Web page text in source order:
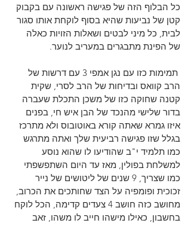
כל הבלוף הזה של פגישה ראשונה עם בקבוק
קטן של נביעות שהיא בסוף לוקחת אותו סגור
לבית, כל מיני לבטים ושאלות הזויות כאלה
של הפינת מתבגרים במעריב לנוער.
תמימות כזו עם נגן אמפי 3 עם דרשות של
הרב קוואס ובדיחות של הרב לסרי, שקית
קטנה שחוקה כזו של משכן התכלת שעברה
בדור שלישי מהנכד של הבן איש חי, בפנים
איזו גמרא שאתה קורא באוטובוס ולא מתרכז
בגלל שזו פגישה רביעית שלך ואתה מתרגש
כמו תלמיד י"ב שהודיעו לו שהוא נוסע
למשלחת בפולין, מאז עד היום השתפשפתי
כמו שצריך, 9 שנים של ליטושים של נייר
זכוכית ופומפיה על הצד שחותכים את הכרוב,
מחושב כזה חושב 4 צעדים קדימה, הכל לוקח
בחשבון, כאילו מישהו חייב לו משהו, זאב